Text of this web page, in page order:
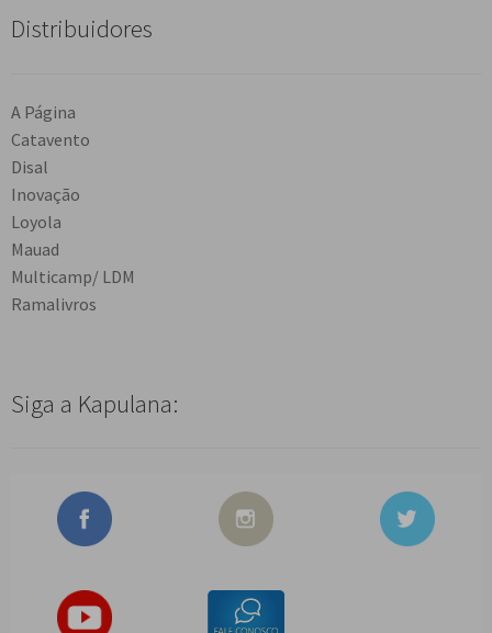
Distribuidores
A Página
Catavento
Disal
Inovação
Loyola
Mauad
Multicamp/ LDM
Ramalivros
Siga a Kapulana: